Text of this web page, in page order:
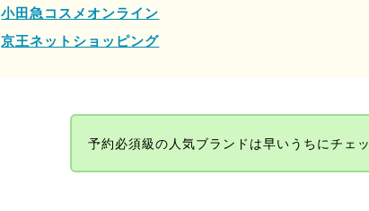
小田急コスメオンライン
京王ネットショッピング
予約必須級の人気ブランドは早いうちにチェ